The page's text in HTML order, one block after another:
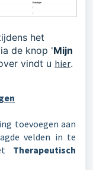
het
de knop 'Mijn
vindt u hier.
toevoegen aan
velden in te
Therapeutisch